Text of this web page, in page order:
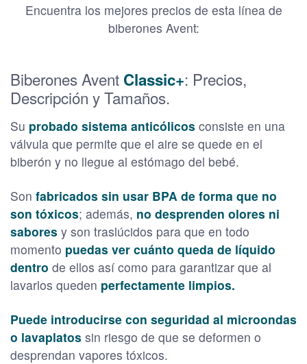
Encuentra los mejores precios de esta línea de
biberones Avent:
Biberones Avent Classic+: Precios,
Descripción y Tamaños.
Su probado sistema anticólicos consiste en una
válvula que permite que el aire se quede en el
biberón y no llegue al estómago del bebé.
Son fabricados sin usar BPA de forma que no
son tóxicos; además, no desprenden olores ni
sabores y son traslúcidos para que en todo
momento puedas ver cuánto queda de líquido
dentro de ellos así como para garantizar que al
lavarlos queden perfectamente limpios.
Puede introducirse con seguridad al microondas
o lavaplatos sin riesgo de que se deformen o
desprendan vapores tóxicos.